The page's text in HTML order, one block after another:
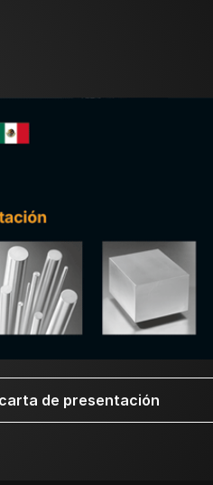
a esa temperatura
– 1598 °F). El tiempo de
pierda dureza, se
desigual puede provocar
de presentación